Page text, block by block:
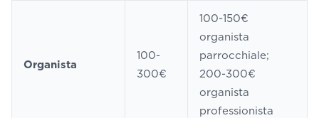
Organista
100-
300€
100-150€
organista
parrocchiale;
200-300€
organista
professionista